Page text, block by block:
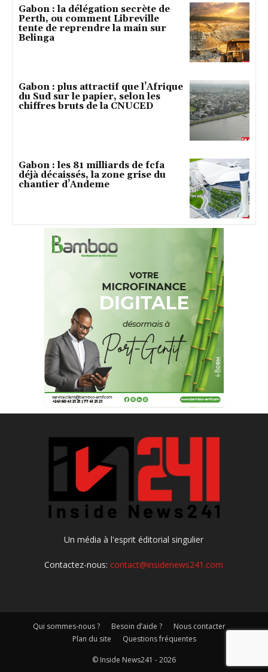
Gabon : la délégation secrète de
Perth, ou comment Libreville
tente de reprendre la main sur
Belinga
Gabon : plus attractif que l’Afrique
du Sud sur le papier, selon les
chiffres bruts de la CNUCED
Gabon : les 81 milliards de fcfa
déjà décaissés, la zone grise du
chantier d’Andeme
Un média à l'esprit éditorial singulier
Contactez-nous:contact@insidenews241.com
Qui sommes-nous ? Besoin d’aide ?
Nous contacter
Plan du site
Questions fréquentes
© Inside News241 - 2026